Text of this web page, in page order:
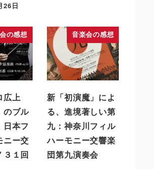
26日
の感想
広上
のブル
日本フ
ニー交
３１回
音楽会の感想
新「初演魔」によ
る、進境著しい第
九：神奈川フィル
ハーモニー交響楽
団第九演奏会